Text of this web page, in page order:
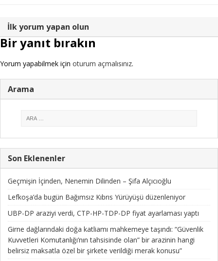
İlk yorum yapan olun
Bir yanıt bırakın
Yorum yapabilmek için oturum açmalısınız.
Arama
Son Eklenenler
Geçmişin İçinden, Nenemin Dilinden – Şifa Alçıcıoğlu
Lefkoşa’da bugün Bağımsız Kıbrıs Yürüyüşü düzenleniyor
UBP-DP araziyi verdi, CTP-HP-TDP-DP fiyat ayarlaması yaptı
Girne dağlarındaki doğa katliamı mahkemeye taşındı: “Güvenlik
Kuvvetleri Komutanlığı’nın tahsisinde olan” bir arazinin hangi
belirsiz maksatla özel bir şirkete verildiği merak konusu”